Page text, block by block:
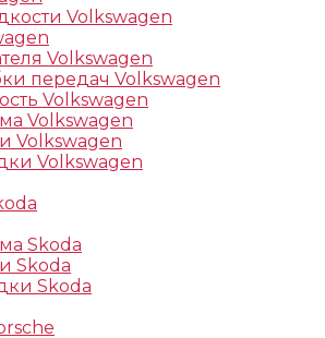
Volkswagen
Volkswagen
передач Volkswagen
Volkswagen
Volkswagen
Volkswagen
Volkswagen
Skoda
Skoda
Skoda